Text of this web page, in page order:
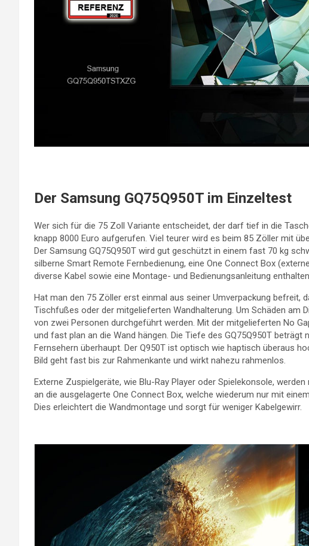
Der Samsung GQ75Q950T im Einzeltest
Wer sich für die 75 Zoll Variante entscheidet, der darf tief in die
knapp 8000 Euro aufgerufen. Viel teurer wird es beim 85 Zöller mit
Der Samsung GQ75Q950T wird gut geschützt in einem fast 70 kg
silberne Smart Remote Fernbedienung, eine One Connect Box
diverse Kabel sowie eine Montage- und Bedienungsanleitung
Hat man den 75 Zöller erst einmal aus seiner Umverpackung befreit,
Tischfußes oder der mitgelieferten Wandhalterung. Um Schäden am
von zwei Personen durchgeführt werden. Mit der mitgelieferten No
und fast plan an die Wand hängen. Die Tiefe des GQ75Q950T
Fernsehern überhaupt. Der Q950T ist optisch wie haptisch überaus
Bild geht fast bis zur Rahmenkante und wirkt nahezu rahmenlos.
Externe Zuspielgeräte, wie Blu-Ray Player oder Spielekonsole,
an die ausgelagerte One Connect Box, welche wiederum nur mit
Dies erleichtert die Wandmontage und sorgt für weniger Kabelgewirr.